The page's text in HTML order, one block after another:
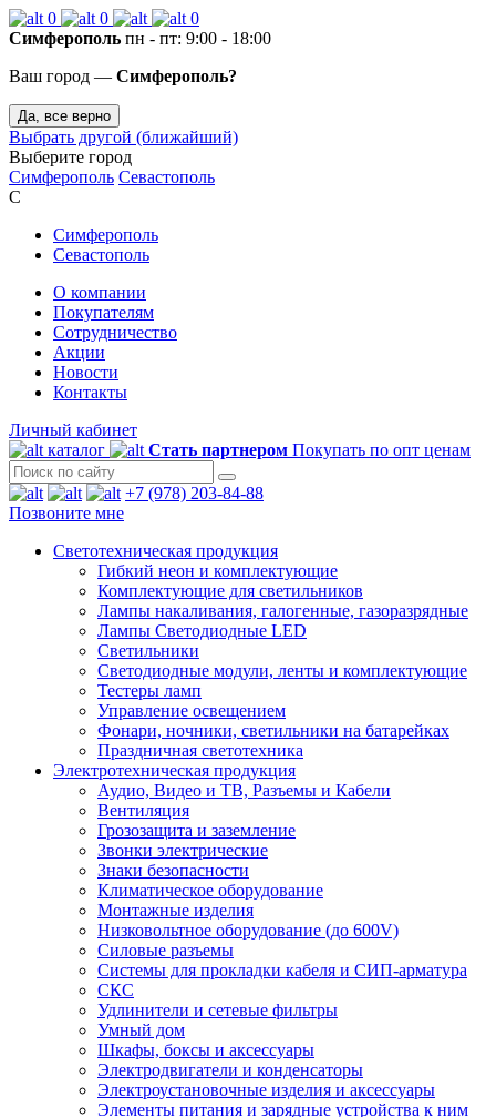
0 0
0
Симферополь пн - пт: 9:00 - 18:00
Ваш город — Симферополь?
Да, все верно
Выбрать другой (ближайший)
Выберите город
Симферополь Севастополь
С
Симферополь
Севастополь
О компании
Покупателям
Сотрудничество
Акции
Новости
Контакты
Личный кабинет
каталог
Стать партнером Покупать по опт ценам
+7 (978) 203-84-88
Позвоните мне
Светотехническая продукция
Гибкий неон и комплектующие
Комплектующие для светильников
Лампы накаливания, галогенные, газоразрядные
Лампы Светодиодные LED
Светильники
Светодиодные модули, ленты и комплектующие
Тестеры ламп
Управление освещением
Фонари, ночники, светильники на батарейках
Праздничная светотехника
Электротехническая продукция
Аудио, Видео и ТВ, Разъемы и Кабели
Вентиляция
Грозозащита и заземление
Звонки электрические
Знаки безопасности
Климатическое оборудование
Монтажные изделия
Низковольтное оборудование (до 600V)
Силовые разъемы
Системы для прокладки кабеля и СИП-арматура
СКС
Удлинители и сетевые фильтры
Умный дом
Шкафы, боксы и аксессуары
Электродвигатели и конденсаторы
Электроустановочные изделия и аксессуары
Элементы питания и зарядные устройства к ним